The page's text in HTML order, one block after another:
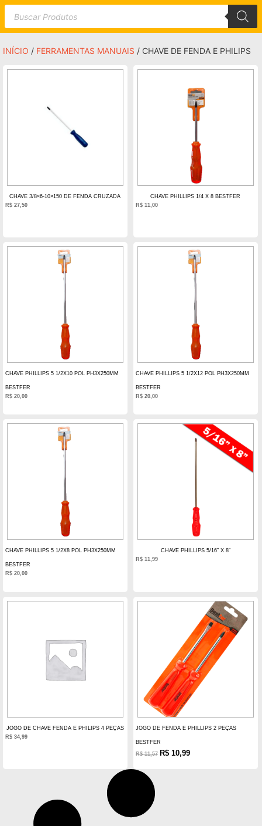
INÍCIO / FERRAMENTAS MANUAIS / CHAVE DE FENDA E PHILIPS
CHAVE 3/8×6-10×150 DE FENDA CRUZADA
R$ 27,50
CHAVE PHILLIPS 1/4 X 8 BESTFER
R$ 11,00
CHAVE PHILLIPS 5 1/2X10 POL PH3X250MM
BESTFER
R$ 20,00
CHAVE PHILLIPS 5 1/2X12 POL PH3X250MM
BESTFER
R$ 20,00
CHAVE PHILLIPS 5 1/2X8 POL PH3X250MM
BESTFER
R$ 20,00
CHAVE PHILLIPS 5/16” X 8”
R$ 11,99
JOGO DE CHAVE FENDA E PHILIPS 4 PEÇAS
R$ 34,99
JOGO DE FENDA E PHILLIPS 2 PEÇAS
BESTFER
R$11,57 R$ 10,99